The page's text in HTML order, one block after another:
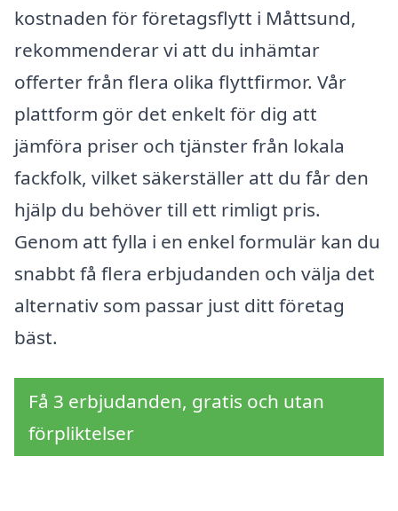
kostnaden för företagsflytt i Måttsund,
rekommenderar vi att du inhämtar
offerter från flera olika flyttfirmor. Vår
plattform gör det enkelt för dig att
jämföra priser och tjänster från lokala
fackfolk, vilket säkerställer att du får den
hjälp du behöver till ett rimligt pris.
Genom att fylla i en enkel formulär kan du
snabbt få flera erbjudanden och välja det
alternativ som passar just ditt företag
bäst.
Få 3 erbjudanden, gratis och utan
förpliktelser